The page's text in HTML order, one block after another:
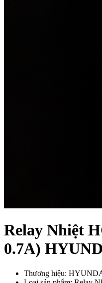
Relay Nhiệt
0.7A)
Thương hiệu: